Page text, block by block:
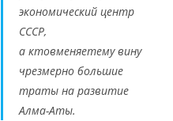
экономический центр
СССР,
а ктовменяетему вину
чрезмерно большие
траты на развитие
Алма-Аты.